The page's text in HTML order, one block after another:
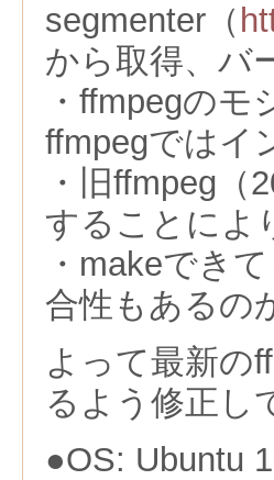
segmenter（
から取得、バ
・ffmpegの
ffmpegではイ
・旧ffmpeg
することによ
・makeでき
合性もあるの
よって最新の
るよう修正し
●OS: Ubuntu